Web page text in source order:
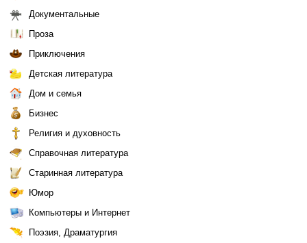
Документальные
Проза
Приключения
Детская литература
Дом и семья
Бизнес
Религия и духовность
Справочная литература
Старинная литература
Юмор
Компьютеры и Интернет
Поэзия, Драматургия